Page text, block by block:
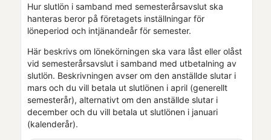
Hur slutlön i samband med semesterårsavslut ska
hanteras beror på företagets inställningar för
löneperiod och intjänandeår för semester.
Här beskrivs om lönekörningen ska vara låst eller olåst
vid semesterårsavslut i samband med utbetalning av
slutlön. Beskrivningen avser om den anställde slutar i
mars och du vill betala ut slutlönen i april (generellt
semesterår), alternativt om den anställde slutar i
december och du vill betala ut slutlönen i januari
(kalenderår).